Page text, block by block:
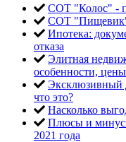
СОТ "Колос" -
СОТ "Пищевик"
Ипотека:
отказа
Элитная
особенности, цены
Эксклюзивный
что это?
Насколько
Плюсы и
2021 года